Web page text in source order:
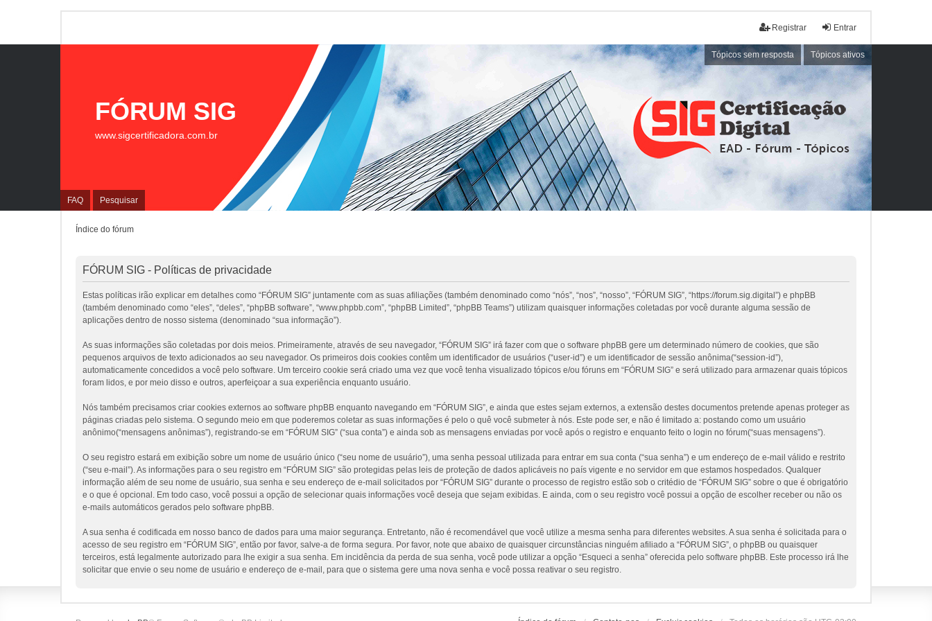
Entrar
Registrar
Tópicos sem resposta Tópicos ativos
FAQ Pesquisar
FÓRUM SIG
www.sigcertificadora.com.br
Índice do fórum
FÓRUM SIG - Políticas de privacidade
Estas políticas irão explicar em detalhes como “FÓRUM SIG” juntamente com as suas afiliações (também denominado como “nós”, “nos”, “nosso”, “FÓRUM SIG”, “https://forum.sig.digital”) e phpBB
(também denominado como “eles”, “deles”, “phpBB software”, “www.phpbb.com”, “phpBB Limited”, “phpBB Teams”) utilizam quaisquer informações coletadas por você durante alguma sessão de
aplicações dentro de nosso sistema (denominado “sua informação”).
As suas informações são coletadas por dois meios. Primeiramente, através de seu navegador, “FÓRUM SIG” irá fazer com que o software phpBB gere um determinado número de cookies, que são
pequenos arquivos de texto adicionados ao seu navegador. Os primeiros dois cookies contêm um identificador de usuários (“user-id”) e um identificador de sessão anônima(“session-id”),
automaticamente concedidos a você pelo software. Um terceiro cookie será criado uma vez que você tenha visualizado tópicos e/ou fóruns em “FÓRUM SIG” e será utilizado para armazenar quais tópicos
foram lidos, e por meio disso e outros, aperfeiçoar a sua experiência enquanto usuário.
Nós também precisamos criar cookies externos ao software phpBB enquanto navegando em “FÓRUM SIG”, e ainda que estes sejam externos, a extensão destes documentos pretende apenas proteger as
páginas criadas pelo sistema. O segundo meio em que poderemos coletar as suas informações é pelo o quê você submeter à nós. Este pode ser, e não é limitado a: postando como um usuário
anônimo(“mensagens anônimas”), registrando-se em “FÓRUM SIG” (“sua conta”) e ainda sob as mensagens enviadas por você após o registro e enquanto feito o login no fórum(“suas mensagens”).
O seu registro estará em exibição sobre um nome de usuário único (“seu nome de usuário”), uma senha pessoal utilizada para entrar em sua conta (“sua senha”) e um endereço de e-mail válido e restrito
(“seu e-mail”). As informações para o seu registro em “FÓRUM SIG” são protegidas pelas leis de proteção de dados aplicáveis no país vigente e no servidor em que estamos hospedados. Qualquer
informação além de seu nome de usuário, sua senha e seu endereço de e-mail solicitados por “FÓRUM SIG” durante o processo de registro estão sob o critédio de “FÓRUM SIG” sobre o que é obrigatório
e o que é opcional. Em todo caso, você possui a opção de selecionar quais informações você deseja que sejam exibidas. E ainda, com o seu registro você possui a opção de escolher receber ou não os
e-mails automáticos gerados pelo software phpBB.
A sua senha é codificada em nosso banco de dados para uma maior segurança. Entretanto, não é recomendável que você utilize a mesma senha para diferentes websites. A sua senha é solicitada para o
acesso de seu registro em “FÓRUM SIG”, então por favor, salve-a de forma segura. Por favor, note que abaixo de quaisquer circunstâncias ninguém afiliado a “FÓRUM SIG”, o phpBB ou quaisquer
terceiros, está legalmente autorizado para lhe exigir a sua senha. Em incidência da perda de sua senha, você pode utilizar a opção “Esqueci a senha” oferecida pelo software phpBB. Este processo irá lhe
solicitar que envie o seu nome de usuário e endereço de e-mail, para que o sistema gere uma nova senha e você possa reativar o seu registro.